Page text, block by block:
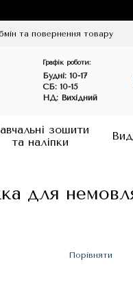
та повернення товару
Графік роботи:
Будні: 10-17
СБ: 10-15
НД: Вихідний
зошити
та наліпки
для
Порівняти